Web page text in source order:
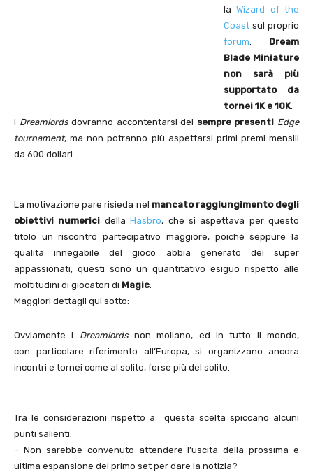
laWizard of the
Coast sul proprio
forum: Dream
Blade Miniature
non sarà più
supportato da
tornei 1K e 10K.
I Dreamlordsdovranno accontentarsi dei sempre presenti Edge
tournament, ma non potranno più aspettarsi primi premi mensili
da 600 dollari…
La motivazione pare risieda nel mancato raggiungimento degli
obiettivi numerici dellaHasbro, che si aspettava per questo
titolo un riscontro partecipativo maggiore, poichè seppure la
qualità innegabile del gioco abbia generato dei super
appassionati, questi sono un quantitativo esiguo rispetto alle
moltitudini di giocatori di Magic.
Maggiori dettagli qui sotto:
Ovviamente i Dreamlordsnon mollano, ed in tutto il mondo,
con particolare riferimento all’Europa, si organizzano ancora
incontri e tornei come al solito, forse più del solito.
Tra le considerazioni rispetto a questa scelta spiccano alcuni
punti salienti:
– Non sarebbe convenuto attendere l’uscita della prossima e
ultima espansione del primo set per dare la notizia?